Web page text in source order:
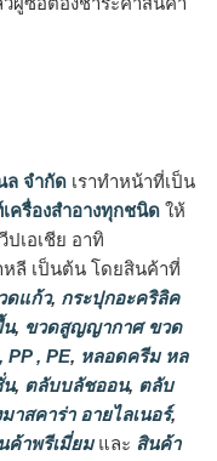
ล จำกัด เราทำหน้าที่เป็น
รื่องสำอางทุกชนิด ให้
เอเชีย อาทิ
หลี เป็นต้น โดยสินค้าที่
ดแก้ว, กระปุกอะคริลิค
น, ขวดสูญญากาศ ขวด
PP , PE, หลอดครีม หล
, ตลับบลัชออน, ตลับ
าสคาร่า อายไลเนอร์,
ค้าพรีเมี่ยมและ สินค้า